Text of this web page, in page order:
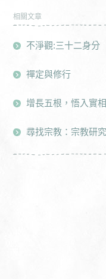
相關文章
不淨觀:三十二身分
禪定與修行
增長五根，悟入實
尋找宗教：宗教研